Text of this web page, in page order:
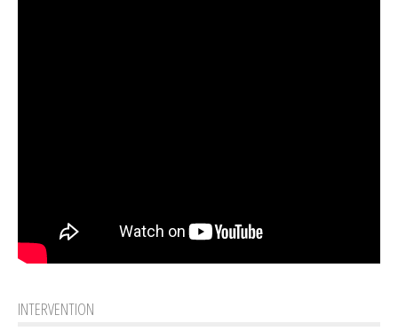
INTERVENTION